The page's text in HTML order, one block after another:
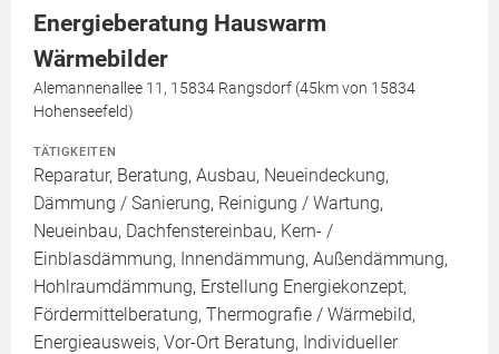
Energieberatung Hauswarm
Wärmebilder
Alemannenallee 11, 15834 Rangsdorf (45km von 15834
Hohenseefeld)
TÄTIGKEITEN
Reparatur, Beratung, Ausbau, Neueindeckung,
Dämmung / Sanierung, Reinigung / Wartung,
Neueinbau, Dachfenstereinbau, Kern- /
Einblasdämmung, Innendämmung, Außendämmung,
Hohlraumdämmung, Erstellung Energiekonzept,
Fördermittelberatung, Thermografie / Wärmebild,
Energieausweis, Vor-Ort Beratung, Individueller